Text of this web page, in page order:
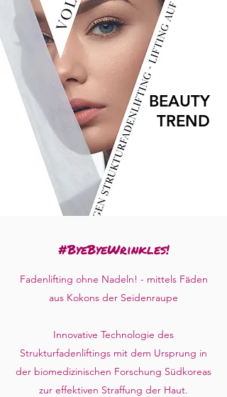
BEAUTY
TREND
#ByeByeWrinkles!
Fadenlifting ohne Nadeln! - mittels Fäden
aus Kokons der Seidenraupe
Innovative Technologie des
Strukturfadenliftings mit dem Ursprung in
der biomedizinischen Forschung Südkoreas
zur effektiven Straffung der Haut.